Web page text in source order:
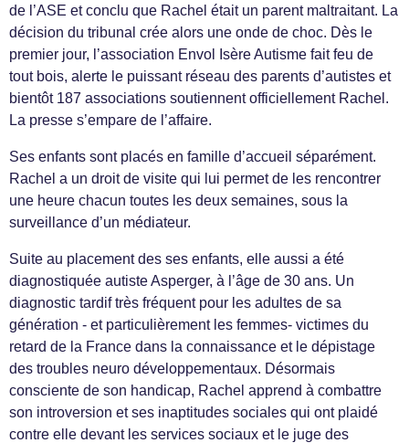
de l’ASE et conclu que Rachel était un parent maltraitant. La
décision du tribunal crée alors une onde de choc. Dès le
premier jour, l’association Envol Isère Autisme fait feu de
tout bois, alerte le puissant réseau des parents d’autistes et
bientôt 187 associations soutiennent officiellement Rachel.
La presse s’empare de l’affaire.
Ses enfants sont placés en famille d’accueil séparément.
Rachel a un droit de visite qui lui permet de les rencontrer
une heure chacun toutes les deux semaines, sous la
surveillance d’un médiateur.
Suite au placement des ses enfants, elle aussi a été
diagnostiquée autiste Asperger, à l’âge de 30 ans. Un
diagnostic tardif très fréquent pour les adultes de sa
génération - et particulièrement les femmes- victimes du
retard de la France dans la connaissance et le dépistage
des troubles neuro développementaux. Désormais
consciente de son handicap, Rachel apprend à combattre
son introversion et ses inaptitudes sociales qui ont plaidé
contre elle devant les services sociaux et le juge des